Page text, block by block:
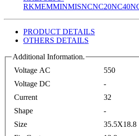
RKMEMMINMISNCNC20NC40
PRODUCT DETAILS
OTHERS DETAILS
Additional Information.
Voltage AC
550
Voltage DC
-
Current
32
Shape
-
Size
35.5X18.8